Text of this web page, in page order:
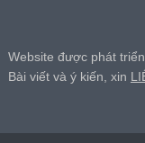
Website được phát
Bài viết và ý kiến, xin